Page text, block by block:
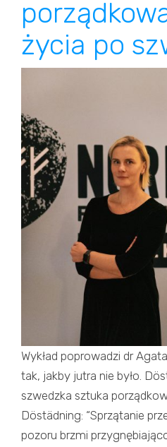
życia po
Wykład poprowadzi dr
tak, jakby jutra nie było.
szwedzka sztuka
Döstädning: “Sprzątanie
pozoru brzmi